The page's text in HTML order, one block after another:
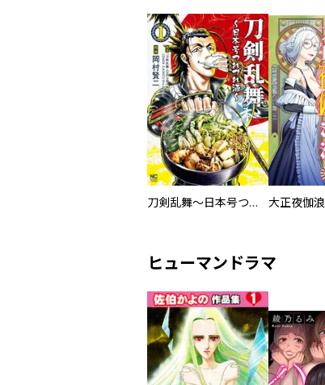
刀剣乱舞～日本号つれづれ酒～
ヒューマンドラマ